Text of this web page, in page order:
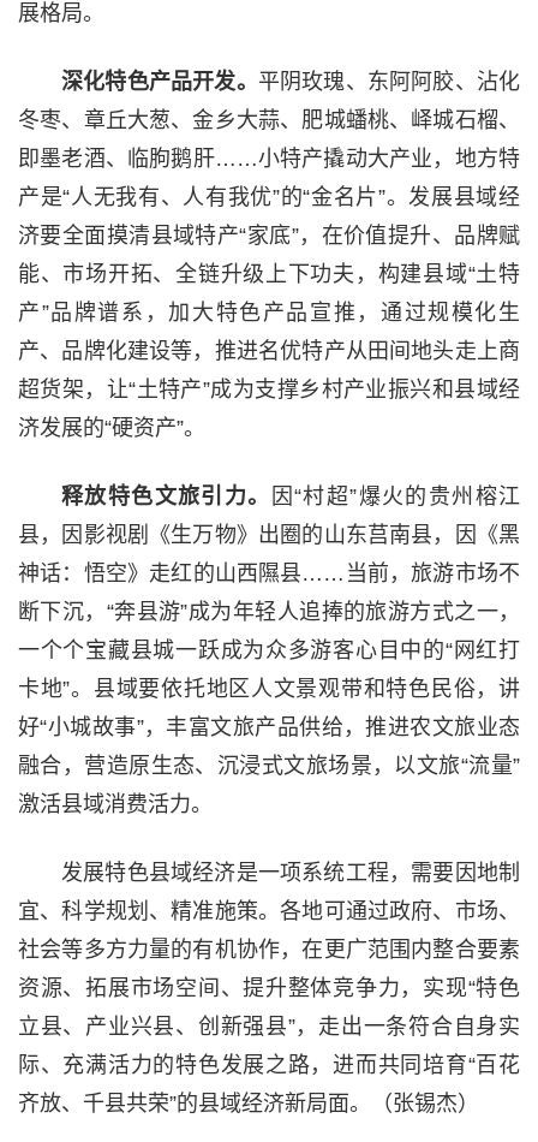
展格局。
深化特色产品开发。 平阴玫瑰、东阿阿胶、沾化
冬枣、章丘大葱、金乡大蒜、肥城蟠桃、峄城石榴、
即墨老酒、临朐鹅肝……小特产撬动大产业，地方特
产是“人无我有、人有我优”的“金名片”。发展县域经
济要全面摸清县域特产“家底”，在价值提升、品牌赋
能、市场开拓、全链升级上下功夫，构建县域“土特
产”品牌谱系，加大特色产品宣推，通过规模化生
产、品牌化建设等，推进名优特产从田间地头走上商
超货架，让“土特产”成为支撑乡村产业振兴和县域经
济发展的“硬资产”。
释放特色文旅引力。
因“村超”爆火的贵州榕江
县，因影视剧《生万物》出圈的山东莒南县，因《黑
神话：悟空》走红的山西隰县……当前，旅游市场不
断下沉，“奔县游”成为年轻人追捧的旅游方式之一，
一个个宝藏县城一跃成为众多游客心目中的“网红打
卡地”。县域要依托地区人文景观带和特色民俗，讲
好“小城故事”，丰富文旅产品供给，推进农文旅业态
融合，营造原生态、沉浸式文旅场景，以文旅“流量”
激活县域消费活力。
发展特色县域经济是一项系统工程，需要因地制
宜、科学规划、精准施策。各地可通过政府、市场、
社会等多方力量的有机协作，在更广范围内整合要素
资源、拓展市场空间、提升整体竞争力，实现“特色
立县、产业兴县、创新强县”，走出一条符合自身实
际、充满活力的特色发展之路，进而共同培育“百花
齐放、千县共荣”的县域经济新局面。（张锡杰）